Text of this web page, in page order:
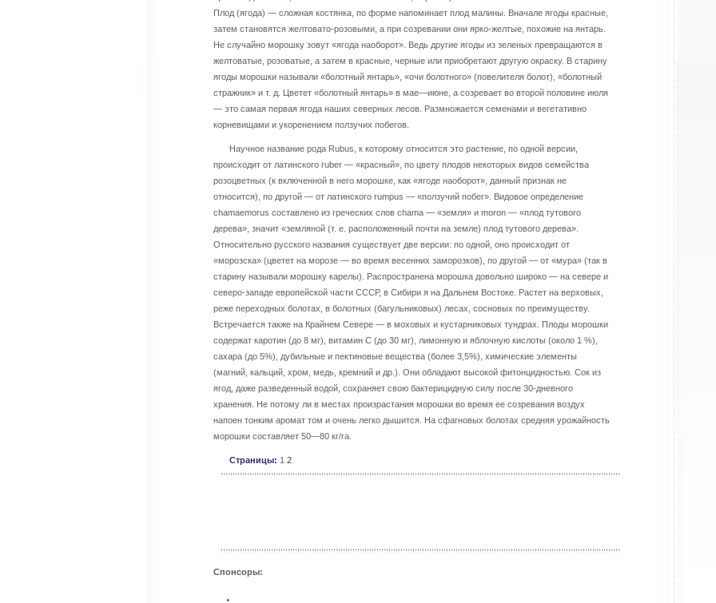
Плод (ягода) — сложная костянка, по форме напоминает плод малины. Вначале ягоды красные,
затем становятся желтовато-розовыми, а при созревании они ярко-желтые, похожие на янтарь.
Не случайно морошку зовут «ягода наоборот». Ведь другие ягоды из зеленых превращаются в
желтоватые, розоватые, а затем в красные, черные или приобретают другую окраску. В старину
ягоды морошки называли «болотный янтарь», «очи болотного» (повелителя болот), «болотный
стражник» и т. д. Цветет «болотный янтарь» в мае—июне, а созревает во второй половине июля
— это самая первая ягода наших северных лесов. Размножается семенами и вегетативно
корневищами и укоренением ползучих побегов.
Научное название рода Rubus, к которому относится это растение, по одной версии,
происходит от латинского ruber — «красный», по цвету плодов некоторых видов семейства
розоцветных (к включенной в него морошке, как «ягоде наоборот», данный признак не
относится), по другой — от латинского rumpus — «ползучий побег». Видовое определение
chamaemorus составлено из греческих слов chama — «земля» и moron — «плод тутового
дерева», значит «земляной (т. е. расположенный почти на земле) плод тутового дерева».
Относительно русского названия существует две версии: по одной, оно происходит от
«морозска» (цветет на морозе — во время весенних заморозков), по другой — от «мура» (так в
старину называли морошку карелы). Распространена морошка довольно широко — на севере и
северо-западе европейской части СССР, в Сибири я на Дальнем Востоке. Растет на верховых,
реже переходных болотах, в болотных (багульниковых) лесах, сосновых по преимуществу.
Встречается также на Крайнем Севере — в моховых и кустарниковых тундрах. Плоды морошки
содержат каротин (до 8 мг), витамин С (до 30 мг), лимонную и яблочную кислоты (около 1 %),
сахара (до 5%), дубильные и пектиновые вещества (более 3,5%), химические элементы
(магний, кальций, хром, медь, кремний и др.). Они обладают высокой фитонцидностью. Сок из
ягод, даже разведенный водой, сохраняет свою бактерицидную силу после 30-дневного
хранения. Не потому ли в местах произрастания морошки во время ее созревания воздух
напоен тонким аромат том и очень легко дышится. На сфагновых болотах средняя урожайность
морошки составляет 50—80 кг/га.
Страницы: 1 2
Спонсоры: